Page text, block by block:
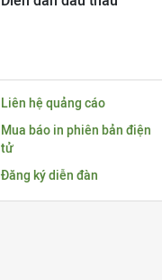
Liên hệ quảng cáo
Mua báo in phiên bản điện
tử
Đăng ký diễn đàn